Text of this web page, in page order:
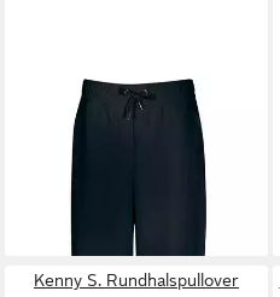
KENNY S.
5-Pocket-Jeans
PARIS-FUN MODAL
71,99 €
Kenny S. Rundhalspullover